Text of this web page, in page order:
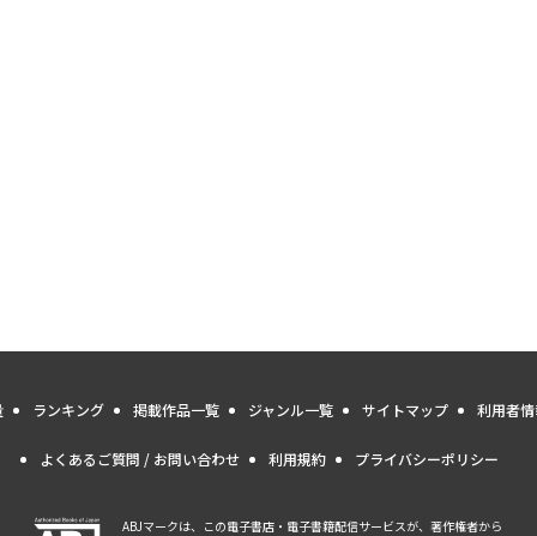
ランキング 掲載作品一覧 ジャンル一覧 サイトマップ 利用者
よくあるご質問 / お問い合わせ 利用規約 プライバシーポリシー
ABJマークは、この電子書店・電子書籍配信サービスが、著作権者から